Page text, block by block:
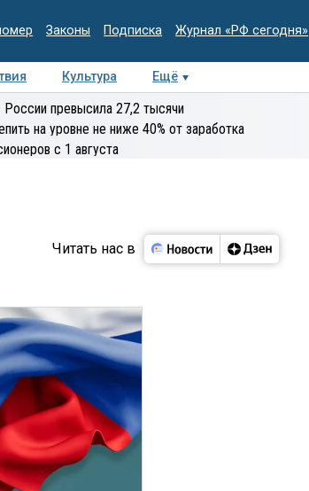
Законы Подписка Журнал «РФ сегодня»
Культура Ещё
Интервью Колумнисты
экспертиза
превысила 27,2 тысячи
на уровне не ниже 40% от заработка
с 1 августа
Читать нас в